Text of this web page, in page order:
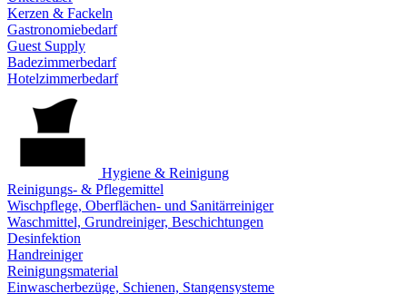
Kerzen & Fackeln
Gastronomiebedarf
Guest Supply
Badezimmerbedarf
Hotelzimmerbedarf
Hygiene & Reinigung
Reinigungs- & Pflegemittel
Wischpflege, Oberflächen- und Sanitärreiniger
Waschmittel, Grundreiniger, Beschichtungen
Desinfektion
Handreiniger
Reinigungsmaterial
Einwascherbezüge, Schienen, Stangensysteme